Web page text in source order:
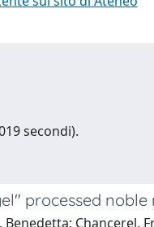
secondi).
processed
Chancerel,